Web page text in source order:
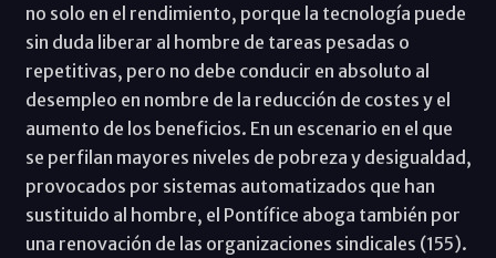
no solo en el rendimiento, porque la tecnología puede
sin duda liberar al hombre de tareas pesadas o
repetitivas, pero no debe conducir en absoluto al
desempleo en nombre de la reducción de costes y el
aumento de los beneficios. En un escenario en el que
se perfilan mayores niveles de pobreza y desigualdad,
provocados por sistemas automatizados que han
sustituido al hombre, el Pontífice aboga también por
una renovación de las organizaciones sindicales (155).